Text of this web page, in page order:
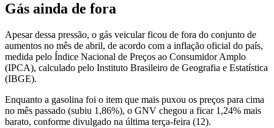
Gás ainda de fora
Apesar dessa pressão, o gás veicular ficou de fora do conjunto de
aumentos no mês de abril, de acordo com a inflação oficial do país,
medida pelo Índice Nacional de Preços ao Consumidor Amplo
(IPCA), calculado pelo Instituto Brasileiro de Geografia e Estatística
(IBGE).
Enquanto a gasolina foi o item que mais puxou os preços para cima
no mês passado (subiu 1,86%), o GNV chegou a ficar 1,24% mais
barato, conforme divulgado na última terça-feira (12).